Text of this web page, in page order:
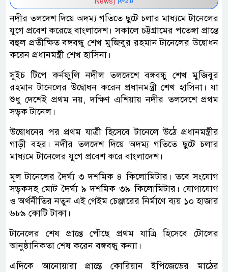
নদীর তলদেশ দিয়ে অদম্য গতিতে ছুটে চলার মাধ্যমে টানেলের
যুগে প্রবেশ করেছে বাংলাদেশ। সকালে চট্টগ্রামের পতেঙ্গা প্রান্তে
বহুল প্রতীক্ষিত বঙ্গবন্ধু শেখ মুজিবুর রহমান টানেলের উদ্বোধন
করেন প্রধানমন্ত্রী শেখ হাসিনা।
সুইচ টিপে কর্নফুলি নদীল তলদেশে বঙ্গবন্ধু শেখ মুজিবুর
রহমান টানেলের উদ্বোধন করেন প্রধানমন্ত্রী শেখ হাসিনা। যা
শুধু দেশেই প্রথম নয়, দক্ষিণ এশিয়ায় নদীর তলদেশে প্রথম
সড়ক টানেল।
উদ্বোধনের পর প্রথম যাত্রী হিসেবে টানেলে উঠে প্রধানমন্ত্রীর
গাড়ী বহর। নদীর তলদেশ দিয়ে অদম্য গতিতে ছুটে চলার
মাধ্যমে টানেলের যুগে প্রবেশ করে বাংলাদেশ।
মূল টানেলের দৈর্ঘ্য ৩ দশমিক ৪ কিলোমিটার। তবে সংযোগ
সড়কসহ মোট দৈর্ঘ্য ৯ দশমিক ৩৯ কিলোমিটার। যোগাযোগ
ও অর্থনীতির নতুন এই গেইম চেঞ্জারের নির্মাণে ব্যয় ১০ হাজার
৬৮৯ কোটি টাকা।
টানেলের শেষ প্রান্তে পৌছে প্রথম যাত্রি হিসেবে টোলের
আনুষ্ঠানিকতা শেষ করেন বঙ্গবন্ধু কন্যা।
এদিকে আনোয়ারা প্রান্তে কোরিয়ান ইপিজেডের মাঠের